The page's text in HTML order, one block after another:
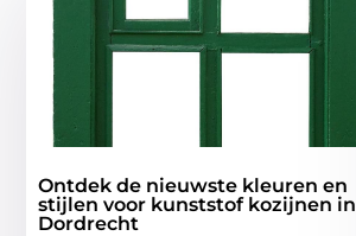
Ontdek de nieuwste kleuren en
stijlen voor kunststof kozijnen in
Dordrecht